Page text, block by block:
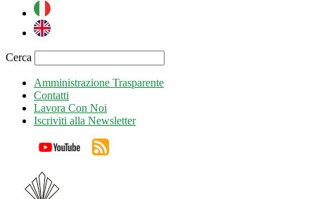
Cerca
Amministrazione Trasparente
Contatti
Lavora Con Noi
Iscriviti alla Newsletter